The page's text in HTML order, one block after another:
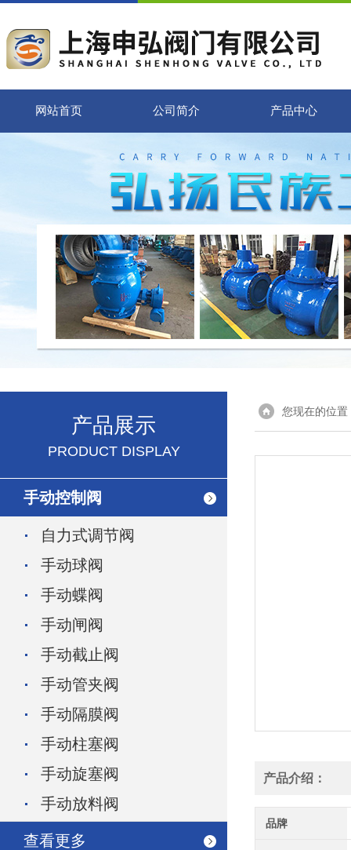
网站首页 公司简介 产品中心
产品展示
PRODUCT DISPLAY
手动控制阀
自力式调节阀
手动球阀
手动蝶阀
手动闸阀
手动截止阀
手动管夹阀
手动隔膜阀
手动柱塞阀
手动旋塞阀
手动放料阀
查看更多
您现在的位置
产品介绍：
品牌